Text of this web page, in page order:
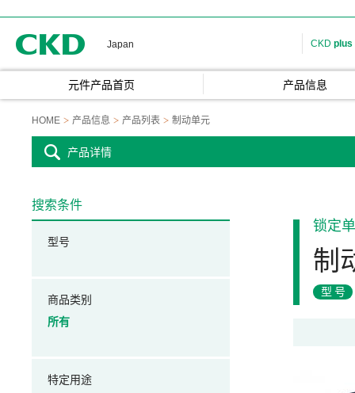
Japan CKD plus
元件产品首页 产品信息
HOME 产品信息 产品列表 制动单元
产品详情
锁定
制
型号
搜索条件
型号
商品类别
所有
特定用途